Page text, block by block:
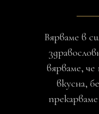
Вярваме в
вярваме,
вкусна,